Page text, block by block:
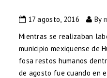
17 agosto, 2016 By
Mientras se realizaban
municipio mexiquense de
fosa restos humanos
de agosto fue cuando en